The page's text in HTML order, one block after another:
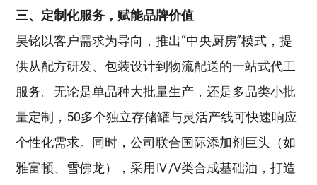
三、定制化服务，赋能品牌价值
昊铭以客户需求为导向，推出“中央厨房”模式，提
供从配方研发、包装设计到物流配送的一站式代工
服务。无论是单品种大批量生产，还是多品类小批
量定制，50多个独立存储罐与灵活产线可快速响应
个性化需求‌。同时，公司联合国际添加剂巨头（如
雅富顿、雪佛龙），采用Ⅳ/V类合成基础油，打造